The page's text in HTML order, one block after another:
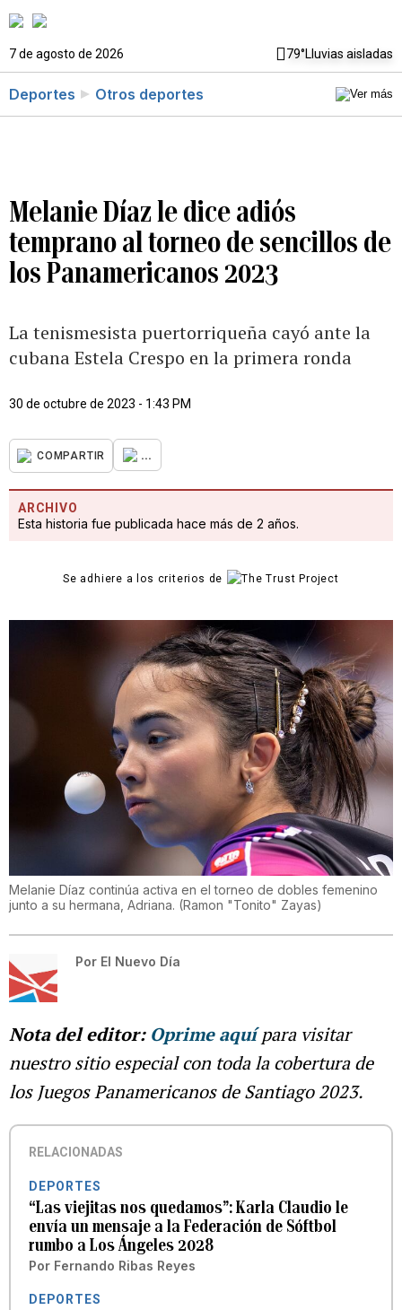
7 de agosto de 2026 79°Lluvias aisladas
Deportes Otros deportes
Melanie Díaz le dice adiós
temprano al torneo de sencillos de
los Panamericanos 2023
La tenismesista puertorriqueña cayó ante la
cubana Estela Crespo en la primera ronda
30 de octubre de 2023 - 1:43 PM
COMPARTIR ...
ARCHIVO
Esta historia fue publicada hace más de 2 años.
Se adhiere a los criterios de
Melanie Díaz continúa activa en el torneo de dobles femenino
junto a su hermana, Adriana. (Ramon "Tonito" Zayas)
Por El Nuevo Día
Nota del editor:Oprime aquípara visitar
nuestro sitio especial con toda la cobertura de
los Juegos Panamericanos de Santiago 2023.
RELACIONADAS
DEPORTES
“Las viejitas nos quedamos”: Karla Claudio le
envía un mensaje a la Federación de Sóftbol
rumbo a Los Ángeles 2028
Por Fernando Ribas Reyes
DEPORTES